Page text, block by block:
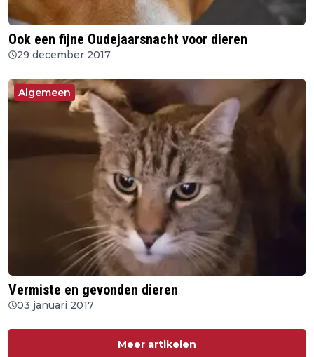
Ook een fijne Oudejaarsnacht voor dieren
29 december 2017
Algemeen
Vermiste en gevonden dieren
03 januari 2017
Meer artikelen